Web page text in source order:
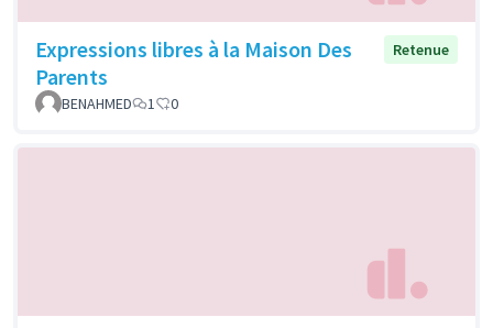
Expressions libres à la Maison Des
Parents
Retenue
BENAHMED 1 0